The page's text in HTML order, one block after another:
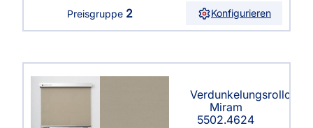
Preisgruppe 2 Konfigurieren
Verdunkelungsrollo
Miram
5502.4624